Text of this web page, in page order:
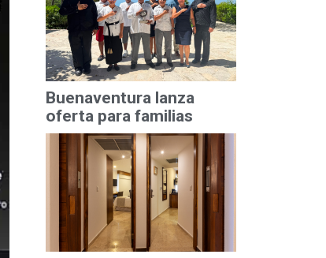
Buenaventura lanza
oferta para familias